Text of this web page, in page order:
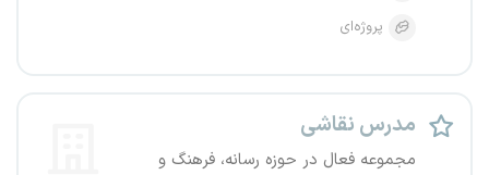
پروژه‌ای
مدرس نقاشی
مجموعه فعال در حوزه رسانه، فرهنگ و